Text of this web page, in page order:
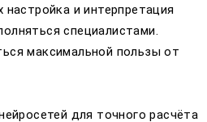
и интерпретация
специалистами.
максимальной пользы от
для точного расчёта